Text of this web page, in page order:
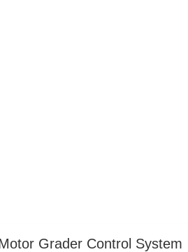
Grader Control System